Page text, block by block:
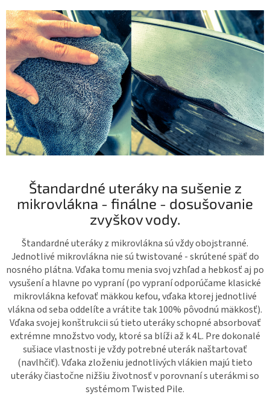
Štandardné uteráky na sušenie z
mikrovlákna - finálne - dosušovanie
zvyškov vody.
Štandardné uteráky z mikrovlákna sú vždy obojstranné.
Jednotlivé mikrovlákna nie sú twistované -skrútené späť do
nosného plátna. Vďaka tomu menia svoj vzhľad a hebkosť aj po
vysušení a hlavne po vypraní (po vypraní odporúčame klasické
mikrovlákna kefovať mäkkou kefou, vďaka ktorej jednotlivé
vlákna od seba oddelíte a vrátite tak 100% pôvodnú mäkkosť).
Vďaka svojej konštrukcii sú tieto uteráky schopné absorbovať
extrémne množstvo vody, ktoré sa blíži až k 4L. Pre dokonalé
sušiace vlastnosti je vždy potrebné uterák naštartovať
(navlhčiť). Vďaka zloženiu jednotlivých vlákien majú tieto
uteráky čiastočne nižšiu životnosť v porovnaní s uterákmi so
systémom Twisted Pile.